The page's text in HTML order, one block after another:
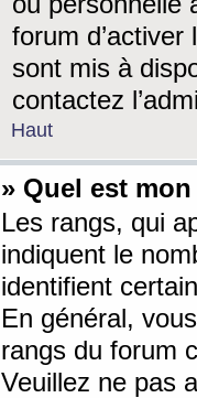
forum
sont mis à
contactez
Haut
» Quel est
Les rangs, qui
indiquent le
identifient
En général,
rangs du forum
Veuillez ne pas